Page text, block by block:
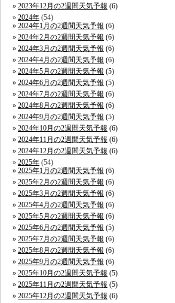
2023年12月の2週間天気予報 (6)
2024年 (54)
2024年1月の2週間天気予報 (6)
2024年2月の2週間天気予報 (6)
2024年3月の2週間天気予報 (6)
2024年4月の2週間天気予報 (6)
2024年5月の2週間天気予報 (5)
2024年6月の2週間天気予報 (5)
2024年7月の2週間天気予報 (6)
2024年8月の2週間天気予報 (6)
2024年9月の2週間天気予報 (5)
2024年10月の2週間天気予報 (6)
2024年11月の2週間天気予報 (6)
2024年12月の2週間天気予報 (6)
2025年 (54)
2025年1月の2週間天気予報 (6)
2025年2月の2週間天気予報 (6)
2025年3月の2週間天気予報 (6)
2025年4月の2週間天気予報 (6)
2025年5月の2週間天気予報 (6)
2025年6月の2週間天気予報 (5)
2025年7月の2週間天気予報 (6)
2025年8月の2週間天気予報 (6)
2025年9月の2週間天気予報 (6)
2025年10月の2週間天気予報 (5)
2025年11月の2週間天気予報 (5)
2025年12月の2週間天気予報 (6)